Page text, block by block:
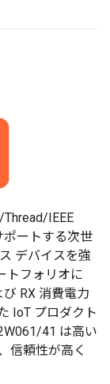
IEEE
ポートする次世
デバイスを強
トフォリオに
RX 消費電力
IoT プロダクト
41 は高い
信頼性が高く